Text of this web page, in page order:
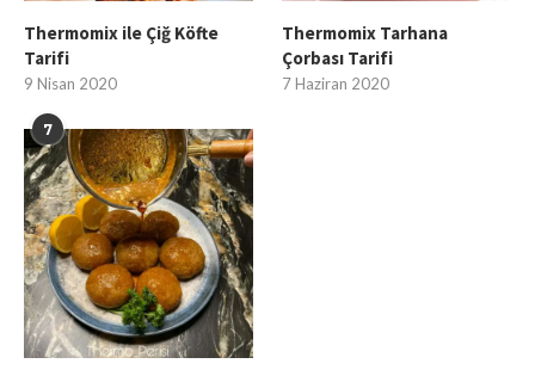
Thermomix ile Çiğ Köfte
Tarifi
9 Nisan 2020
Thermomix Tarhana
Çorbası Tarifi
7 Haziran 2020
7